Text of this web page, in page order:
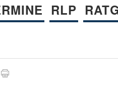
RLP